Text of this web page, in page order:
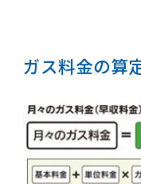
ガス料金の算